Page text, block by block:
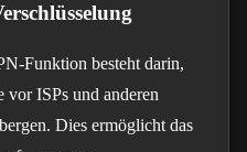
Funktion besteht darin,
vor ISPs und anderen
Dies ermöglicht das